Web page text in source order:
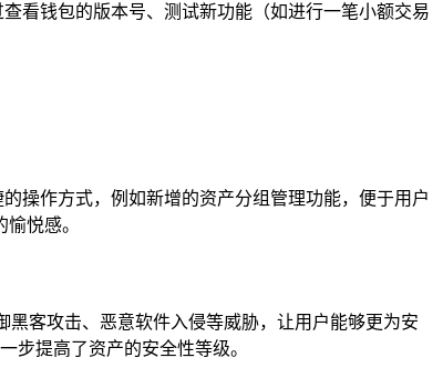
看钱包的版本号、测试新功能（如进行一笔小额交易
操作方式，例如新增的资产分组管理功能，便于用户
悦感。
客攻击、恶意软件入侵等威胁，让用户能够更为安
步提高了资产的安全性等级。